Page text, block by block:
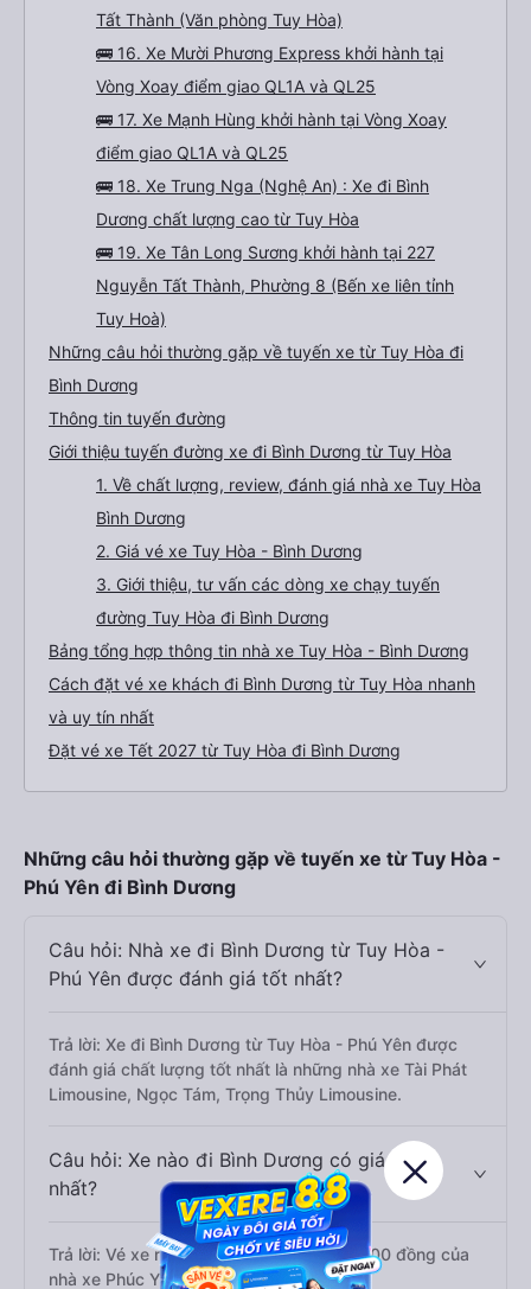
Tất Thành (Văn phòng Tuy Hòa)
🚌 16. Xe Mười Phương Express khởi hành tại
Vòng Xoay điểm giao QL1A và QL25
🚌 17. Xe Mạnh Hùng khởi hành tại Vòng Xoay
điểm giao QL1A và QL25
🚌 18. Xe Trung Nga (Nghệ An) : Xe đi Bình
Dương chất lượng cao từ Tuy Hòa
🚌 19. Xe Tân Long Sương khởi hành tại 227
Nguyễn Tất Thành, Phường 8 (Bến xe liên tỉnh
Tuy Hoà)
Những câu hỏi thường gặp về tuyến xe từ Tuy Hòa đi
Bình Dương
Thông tin tuyến đường
Giới thiệu tuyến đường xe đi Bình Dương từ Tuy Hòa
1. Về chất lượng, review, đánh giá nhà xe Tuy Hòa
Bình Dương
2. Giá vé xe Tuy Hòa - Bình Dương
3. Giới thiệu, tư vấn các dòng xe chạy tuyến
đường Tuy Hòa đi Bình Dương
Bảng tổng hợp thông tin nhà xe Tuy Hòa - Bình Dương
Cách đặt vé xe khách đi Bình Dương từ Tuy Hòa nhanh
và uy tín nhất
Đặt vé xe Tết 2027 từ Tuy Hòa đi Bình Dương
Những câu hỏi thường gặp về tuyến xe từ Tuy Hòa -
Phú Yên đi Bình Dương
Câu hỏi: Nhà xe đi Bình Dương từ Tuy Hòa -
Phú Yên được đánh giá tốt nhất?
Trả lời: Xe đi Bình Dương từ Tuy Hòa - Phú Yên được
đánh giá chất lượng tốt nhất là những nhà xe Tài Phát
Limousine, Ngọc Tám, Trọng Thủy Limousine.
Câu hỏi: Xe nào đi Bình Dương có giá rẻ
nhất?
Trả lời: Vé xe rẻ nhất có mức giá là 200.000 đồng của
nhà xe Phúc Yên.